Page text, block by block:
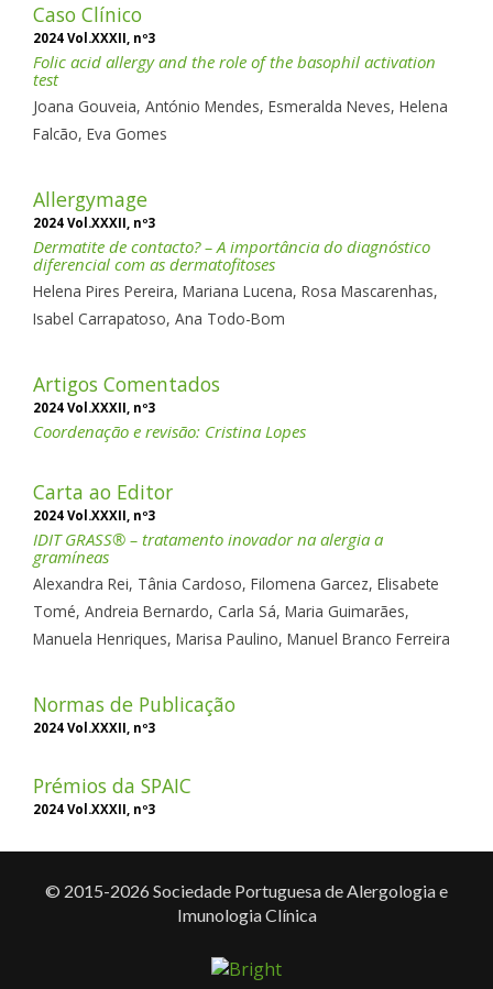
Caso Clínico
2024 Vol.XXXII, nº3
Folic acid allergy and the role of the basophil activation
test
Joana Gouveia, António Mendes, Esmeralda Neves, Helena
Falcão, Eva Gomes
Allergymage
2024 Vol.XXXII, nº3
Dermatite de contacto? – A importância do diagnóstico
diferencial com as dermatofitoses
Helena Pires Pereira, Mariana Lucena, Rosa Mascarenhas,
Isabel Carrapatoso, Ana Todo-Bom
Artigos Comentados
2024 Vol.XXXII, nº3
Coordenação e revisão: Cristina Lopes
Carta ao Editor
2024 Vol.XXXII, nº3
IDIT GRASS® – tratamento inovador na alergia a
gramíneas
Alexandra Rei, Tânia Cardoso, Filomena Garcez, Elisabete
Tomé, Andreia Bernardo, Carla Sá, Maria Guimarães,
Manuela Henriques, Marisa Paulino, Manuel Branco Ferreira
Normas de Publicação
2024 Vol.XXXII, nº3
Prémios da SPAIC
2024 Vol.XXXII, nº3
© 2015-2026 Sociedade Portuguesa de Alergologia e
Imunologia Clínica